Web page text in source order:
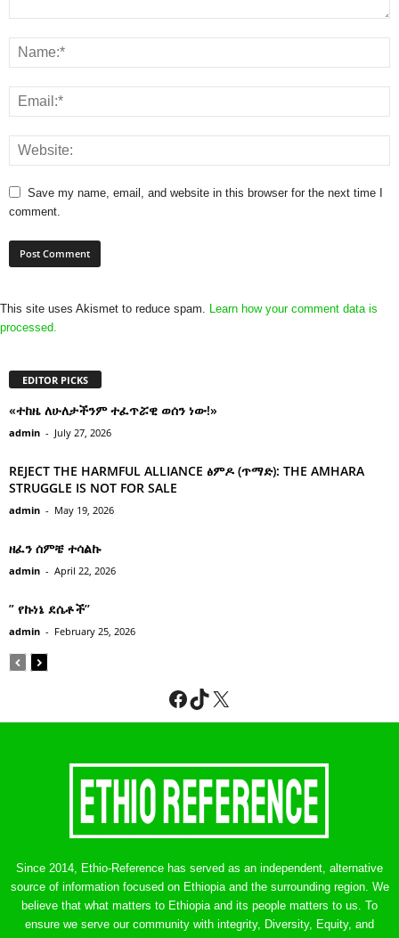
Save my name, email, and website in this browser for the next time I
comment.
This site uses Akismet to reduce spam.
Learn how your comment data is
processed.
EDITOR PICKS
«ተከዜ ለሁለታችንም ተፈጥሯዊ ወሰን ነው!»
admin - July 27, 2026
REJECT THE HARMFUL ALLIANCE ፅምዶ (ጥማድ): THE AMHARA
STRUGGLE IS NOT FOR SALE
admin - May 19, 2026
ዘፈን ሰምቼ ተሳልኩ
admin - April 22, 2026
” የኩነኔ ደሴቶች’’
admin - February 25, 2026
Facebook
TikTok
X
Since 2014, Ethio-Reference has served as an independent, alternative
source of information focused on Ethiopia and the surrounding region. We
believe that what matters to Ethiopia and its people matters to us. To
ensure we serve our community with integrity, Diversity, Equity, and